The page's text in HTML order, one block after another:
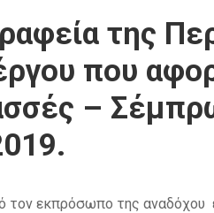
της
που
–
εκπρόσωπο της αναδόχου